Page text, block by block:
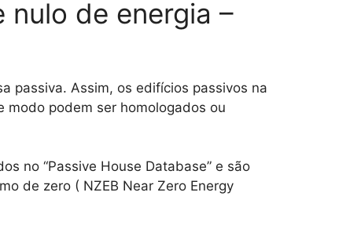
nulo de energia –
passiva. Assim, os edifícios passivos na
modo podem ser homologados ou
no “Passive House Database” e são
de zero ( NZEB Near Zero Energy